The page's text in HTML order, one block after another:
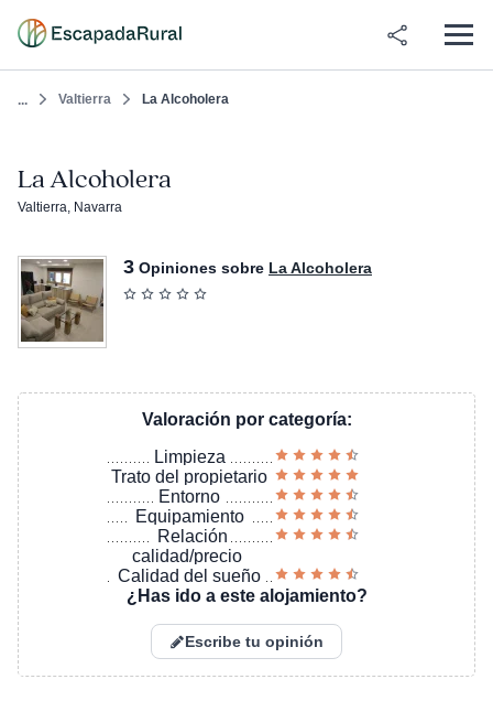
... Valtierra La Alcoholera
La Alcoholera
Valtierra, Navarra
3 Opiniones sobre La Alcoholera
Valoración por categoría:
Limpieza
Trato del propietario
Entorno
Equipamiento
Relación
calidad/precio
Calidad del sueño
¿Has ido a este alojamiento?
Escribe tu opinión